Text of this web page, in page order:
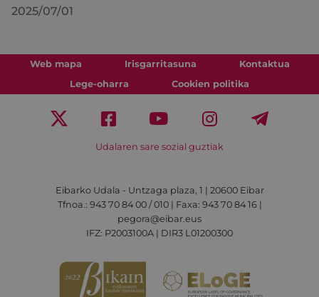
2025/07/01
Web mapa Irisgarritasuna
Kontaktua
Lege-oharra
Cookien politika
Udalaren sare sozial guztiak
Eibarko Udala - Untzaga plaza, 1 | 20600 Eibar
Tfnoa.: 943 70 84 00 / 010 | Faxa: 943 70 84 16 |
pegora@eibar.eus
IFZ: P2003100A | DIR3 L01200300